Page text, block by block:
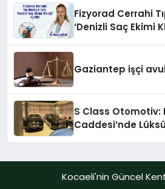
Fizyorad Cerrahi
‘Denizli Saç Ekimi
Gaziantep işçi
S Class Otomotiv:
Caddesi’nde
Kocaeli'nin Güncel